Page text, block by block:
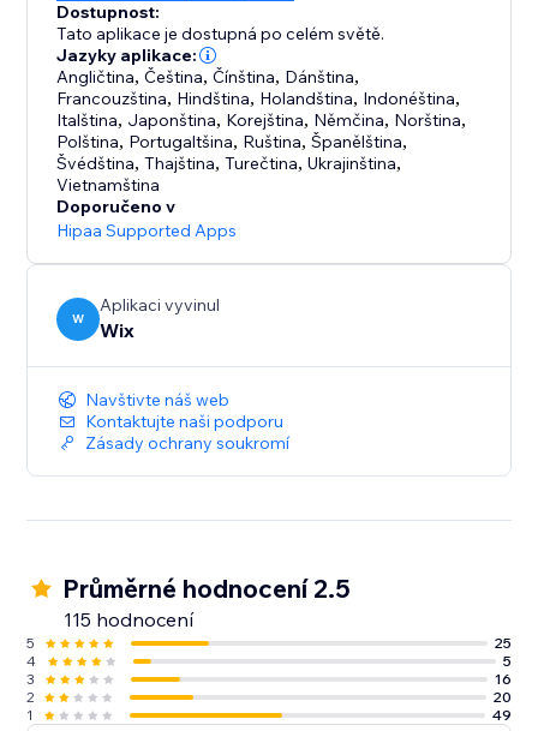
Dostupnost:
Tato aplikace je dostupná po celém světě.
Jazyky aplikace:
Angličtina,Čeština,Čínština, Dánština,
Francouzština, Hindština, Holandština, Indonéština,
Italština, Japonština, Korejština, Němčina, Norština,
Polština, Portugaltšina, Ruština,Španělština,
Švédština,Thajština,Turečtina,Ukrajinština,
Vietnamština
Doporučeno v
Hipaa Supported Apps
W
Aplikaci vyvinul
Wix
Navštivte náš web
Kontaktujte naši podporu
Zásady ochrany soukromí
Průměrné hodnocení 2.5
115 hodnocení
5
25
4
5
3
16
2
20
1
49